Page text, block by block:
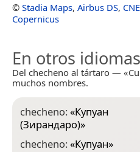
© Stadia Maps, Airbus DS,
Copernicus
En otros idiomas
Del checheno al tártaro —
muchos nombres.
checheno:«Купуан
(Зирандаро)»
checheno:«Купуан»